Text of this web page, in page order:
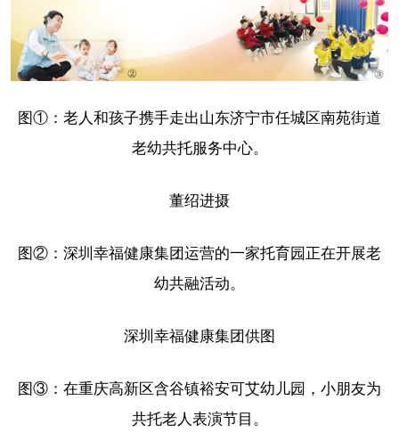
图①：老人和孩子携手走出山东济宁市任城区南苑街道
老幼共托服务中心。
董绍进摄
图②：深圳幸福健康集团运营的一家托育园正在开展老
幼共融活动。
深圳幸福健康集团供图
图③：在重庆高新区含谷镇裕安可艾幼儿园，小朋友为
共托老人表演节目。